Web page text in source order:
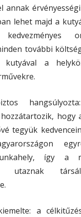
annak
lehet majd a
további
kutyával a
hogy
tegyük
így a
utaznak
a